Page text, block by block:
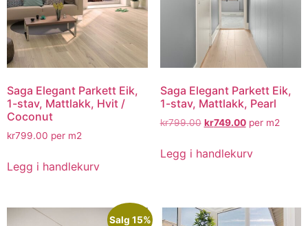
Saga Elegant Parkett Eik,
1-stav, Mattlakk, Hvit /
Coconut
kr799.00 per m2
Legg i handlekurv
Saga Elegant Parkett Eik,
1-stav, Mattlakk, Pearl
kr799.00 kr749.00per m2
Legg i handlekurv
Salg 15%